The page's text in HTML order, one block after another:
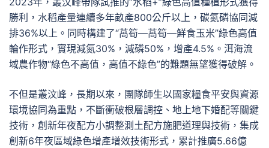
勝利，水稻產量連續多年畝產800公斤以上，碳氮磷協同減
排36%以上。同時構建了“萵筍—萵筍—鮮食玉米”綠色高值
輪作形式，實現減氮30%，減磷50%，增產4.5%。洱海流
域農作物“綠色不高值，高值不綠色”的難題無望獲得破解。
不但是叢汶峰，長期以來，團隊師生以國家糧食平安與資源
環境協同為重點，不斷衝破根層調控、地上地下婚配等關鍵
技術，創新年夜配方小調整測土配方施肥道理與技術，集成
創新6年夜區域綠色增產增效技術形式，累計推廣5.66億